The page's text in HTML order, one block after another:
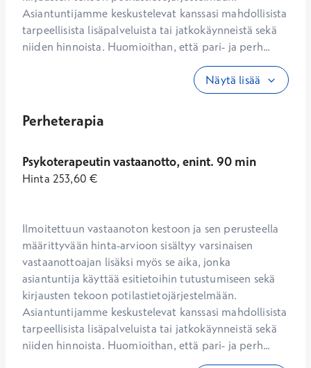
Asiantuntijamme keskustelevat kanssasi mahdollisista
tarpeellisista lisäpalveluista tai jatkokäynneistä sekä
niiden hinnoista. Huomioithan, että pari- ja perh...
Näytä lisää
Perheterapia
Psykoterapeutin vastaanotto, enint. 90 min
Hinta 253,60 €
Ilmoitettuun vastaanoton kestoon ja sen perusteella
määrittyvään hinta-arvioon sisältyy varsinaisen
vastaanottoajan lisäksi myös se aika, jonka
asiantuntija käyttää esitietoihin tutustumiseen sekä
kirjausten tekoon potilastietojärjestelmään.
Asiantuntijamme keskustelevat kanssasi mahdollisista
tarpeellisista lisäpalveluista tai jatkokäynneistä sekä
niiden hinnoista. Huomioithan, että pari- ja perh...